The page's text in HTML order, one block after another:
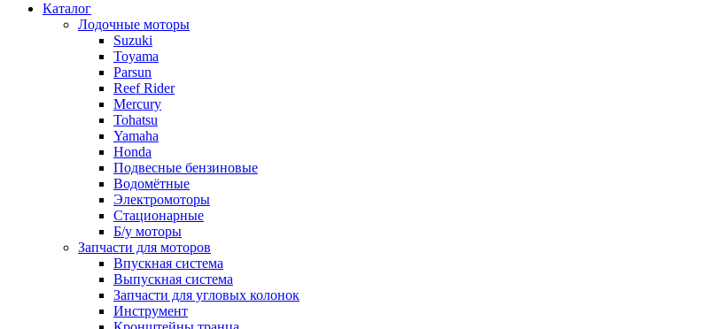
Каталог
Лодочные моторы
Suzuki
Toyama
Parsun
Reef Rider
Mercury
Tohatsu
Yamaha
Honda
Подвесные бензиновые
Водомётные
Электромоторы
Стационарные
Б/у моторы
Запчасти для моторов
Впускная система
Выпускная система
Запчасти для угловых колонок
Инструмент